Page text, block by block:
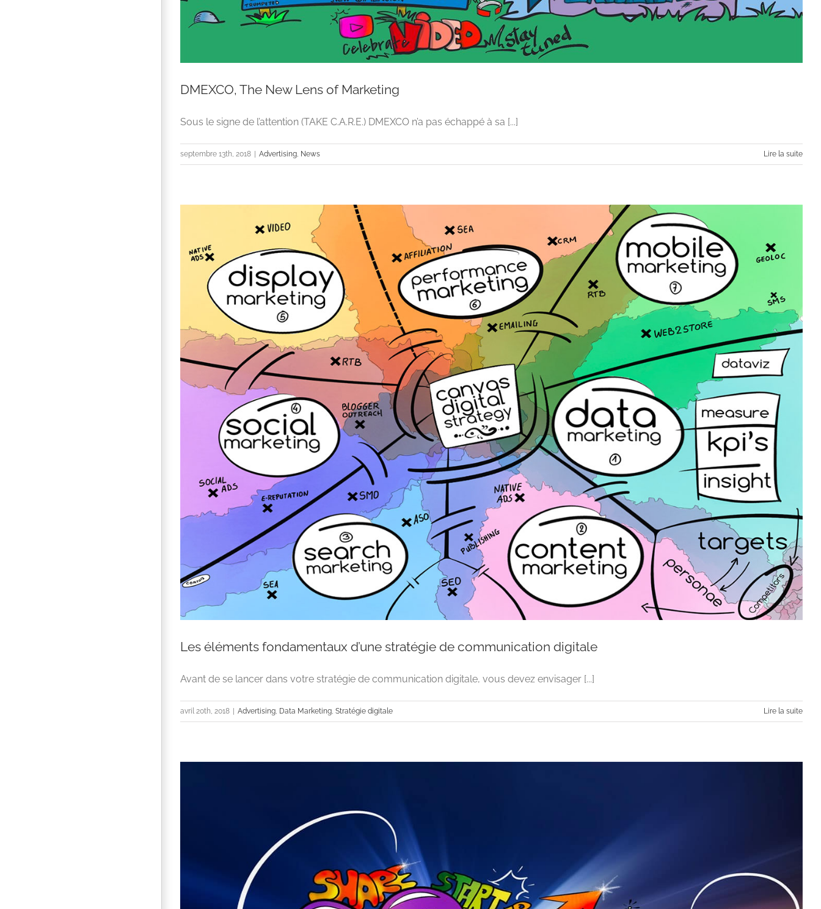
DMEXCO, The New Lens of Marketing
Advertising News
DMEXCO, The New Lens of Marketing
Sous le signe de l’attention (TAKE C.A.R.E.) DMEXCO n’a pas échappé à sa [...]
septembre 13th, 2018 Advertising, News Lire la suite
Les éléments fondamentaux d’une stratégie de communication digitale
Advertising
Les éléments fondamentaux d’une stratégie de communication digitale
Avant de se lancer dans votre stratégie de communication digitale, vous devez envisager [...]
avril 20th, 2018 Advertising, Data Marketing, Stratégie digitale Lire la suite